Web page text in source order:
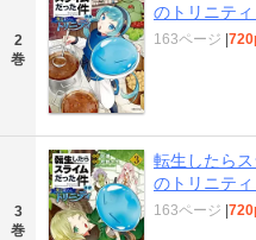
2
巻
のトリニテ
163ページ |
3
巻
転生したら
のトリニテ
163ページ |